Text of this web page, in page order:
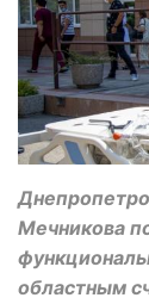
Мечникова
областным